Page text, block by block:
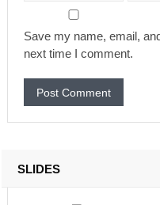
Save my name, email,
next time I comment.
SLIDES